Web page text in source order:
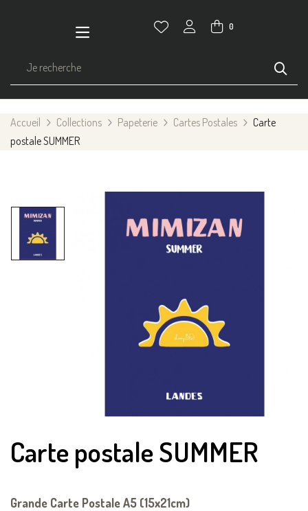
0
Accueil Collections Papeterie Cartes Postales
Carte
postale SUMMER
Carte postale SUMMER
Grande Carte Postale A5 (15x21cm)